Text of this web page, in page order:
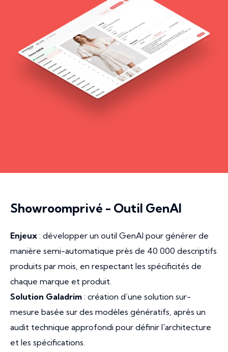
Showroomprivé - Outil GenAI
Enjeux : développer un outil GenAI pour générer de
manière semi-automatique près de 40 000 descriptifs
produits par mois, en respectant les spécificités de
chaque marque et produit.
Solution Galadrim : création d’une solution sur-
mesure basée sur des modèles génératifs, après un
audit technique approfondi pour définir l'architecture
et les spécifications.